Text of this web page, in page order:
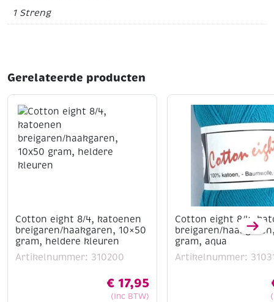
972, 973, 995, 996, 3326, b5200
1 Streng
Gerelateerde producten
Cotton eight 8/4, katoenen
breigaren/haakgaren, 10×50
gram, heldere kleuren
Artikelnummer: 310200
€ 17,95
(Inc BTW)
Cotton eight 8/4,
breigaren/
gram, aqua
Artikelnummer: